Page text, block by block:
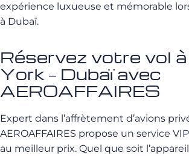
expérience luxueuse et mémorable
à Dubaï.
Réservez votre vol
York – Dubaï avec
AEROAFFAIRES
Expert dans l’affrètement d’avions
AEROAFFAIRES propose un service
au meilleur prix. Quel que soit